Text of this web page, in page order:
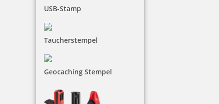
USB-Stamp
Taucherstempel
Geocaching Stempel